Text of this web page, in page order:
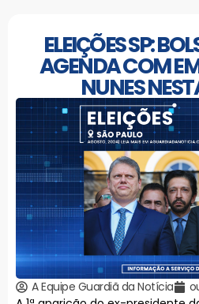
ELEIÇÕES SP:
AGENDA COM
NUNES
A Equipe Guardiã da Notícia